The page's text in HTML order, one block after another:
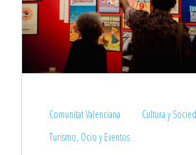
Comunitat Valenciana
Cultura y
Turismo, Ocio y Eventos